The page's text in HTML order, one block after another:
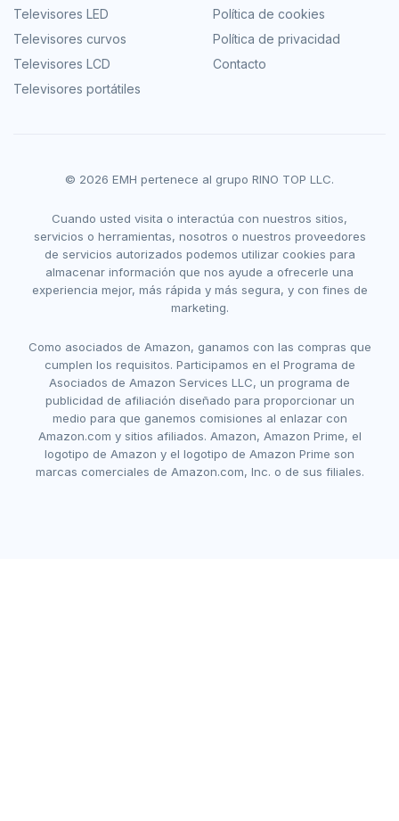
Televisores LED
Televisores curvos
Televisores LCD
Televisores portátiles
Política de cookies
Política de privacidad
Contacto
© 2026 EMH pertenece al grupo RINO TOP LLC.
Cuando usted visita o interactúa con nuestros sitios,
servicios o herramientas, nosotros o nuestros proveedores
de servicios autorizados podemos utilizar cookies para
almacenar información que nos ayude a ofrecerle una
experiencia mejor, más rápida y más segura, y con fines de
marketing.
Como asociados de Amazon, ganamos con las compras que
cumplen los requisitos. Participamos en el Programa de
Asociados de Amazon Services LLC, un programa de
publicidad de afiliación diseñado para proporcionar un
medio para que ganemos comisiones al enlazar con
Amazon.com y sitios afiliados. Amazon, Amazon Prime, el
logotipo de Amazon y el logotipo de Amazon Prime son
marcas comerciales de Amazon.com, Inc. o de sus filiales.